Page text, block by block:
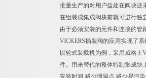
批量生产的对用户益处在阀块还
在组装成集成阀块前就可进行独
由于必须安装的元件和连接的管
VICKERS插装阀的应用实现了
以轮式装载机为例，采用威格士
件。用来替代的整体特制集成块
安装时间 减少泄漏点 减少易污